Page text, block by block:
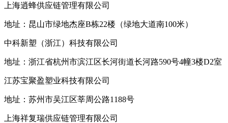
上海逍蜂供应链管理有限公司
地址：昆山市绿地杰座B栋22楼（绿地大道南100米）
中科新塑（浙江）科技有限公司
地址：浙江省杭州市滨江区长河街道长河路590号4幢3楼D2室
江苏宝聚盈塑业科技有限公司
地址：苏州市吴江区莘周公路1188号
上海祥复瑞供应链管理有限公司